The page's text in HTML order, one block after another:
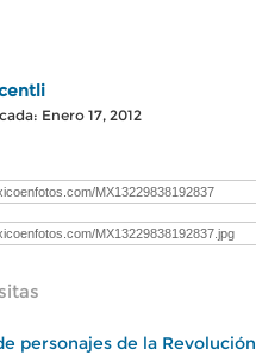
Enero 17, 2012
personajes de la Revolución